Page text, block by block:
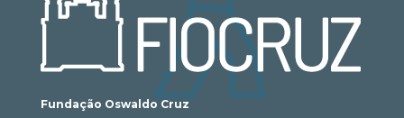
Fundação Oswaldo Cruz